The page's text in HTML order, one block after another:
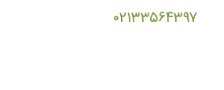
۰۲۱۳۳۵۶۴۳۹۷